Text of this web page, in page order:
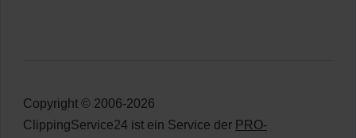
Copyright © 2006-2026
ClippingService24 ist ein Service der PRO-